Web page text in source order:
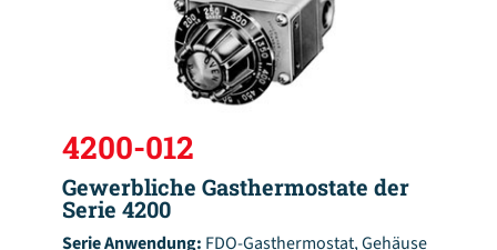
4200-012
Gewerbliche Gasthermostate der
Serie 4200
Serie Anwendung: FDO-Gasthermostat, Gehäuse